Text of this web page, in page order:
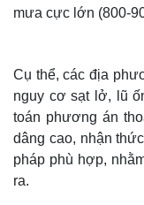
mưa cực lớn (800-
Cụ thể, các địa
nguy cơ sạt lở, lũ
toán phương án
dâng cao, nhận
pháp phù hợp,
ra.